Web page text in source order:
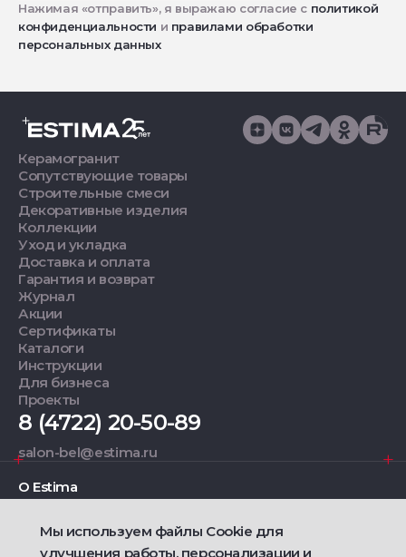
Нажимая «отправить», я выражаю согласие с политикой
конфиденциальности и правилами обработки
персональных данных
Керамогранит
Сопутствующие товары
Строительные смеси
Декоративные изделия
Коллекции
Уход и укладка
Доставка и оплата
Гарантия и возврат
Журнал
Акции
Сертификаты
Каталоги
Инструкции
Для бизнеса
Проекты
8 (4722) 20-50-89
salon-bel@estima.ru
О Estima
Дизайнерам
Мы используем файлы Cookie для
улучшения работы, персонализации и